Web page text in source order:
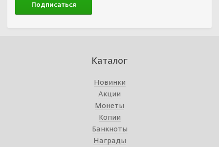
Каталог
Новинки
Акции
Монеты
Копии
Банкноты
Награды